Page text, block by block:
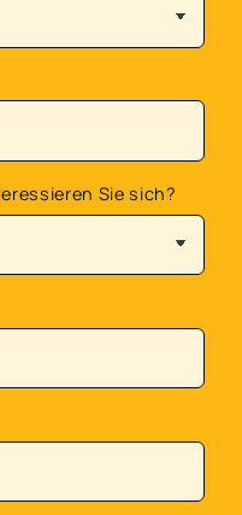
Sie sich?